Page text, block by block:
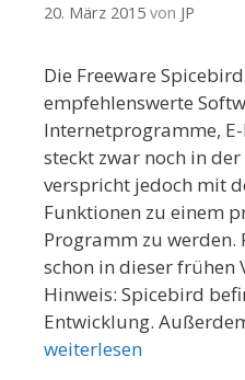
20. März 2015 von JP
Die Freeware
empfehlenswerte
Internetprogramme,
steckt zwar noch in
verspricht jedoch mit
Funktionen zu einem
Programm zu werden.
schon in dieser frühen
Hinweis: Spicebird
Entwicklung.
weiterlesen